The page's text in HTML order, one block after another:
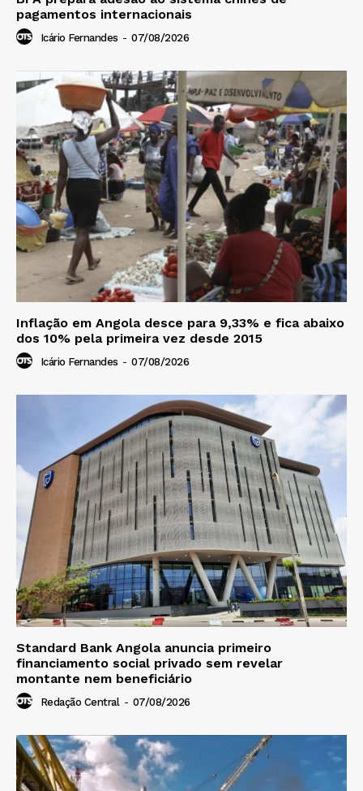
pagamentos internacionais
Icário Fernandes - 07/08/2026
Inflação em Angola desce para 9,33% e fica abaixo
dos 10% pela primeira vez desde 2015
Icário Fernandes - 07/08/2026
Standard Bank Angola anuncia primeiro
financiamento social privado sem revelar
montante nem beneficiário
Redação Central - 07/08/2026